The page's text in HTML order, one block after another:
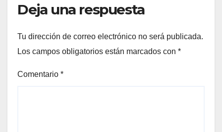
Deja una respuesta
Tu dirección de correo electrónico no será publicada.
Los campos obligatorios están marcados con *
Comentario *